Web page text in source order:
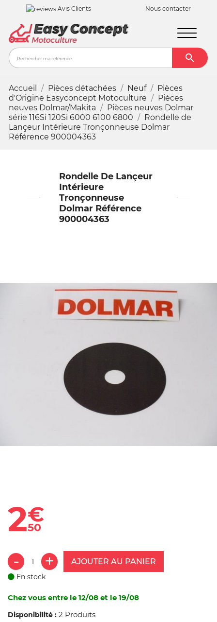
Avis Clients Nous contacter

Accueil Pièces détachées Neuf
Pièces
d'Origine Easyconcept Motoculture
Pièces
neuves Dolmar/Makita
Pièces neuves Dolmar
série 116Si 120Si 6000 6100 6800
Rondelle de
Lançeur Intérieure Tronçonneuse Dolmar
Référence 900004363
Rondelle De Lançeur
Intérieure
Tronçonneuse
Dolmar Référence
900004363
2€
50
AJOUTER AU PANIER
En stock
Chez vous entre le 12/08 et le 19/08
Disponibilité : 2 Produits